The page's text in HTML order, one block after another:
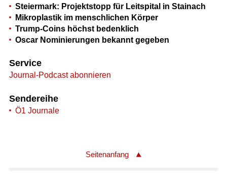
Steiermark: Projektstopp für Leitspital in Stainach
Mikroplastik im menschlichen Körper
Trump-Coins höchst bedenklich
Oscar Nominierungen bekannt gegeben
Service
Journal-Podcast abonnieren
Sendereihe
Ö1 Journale
Seitenanfang